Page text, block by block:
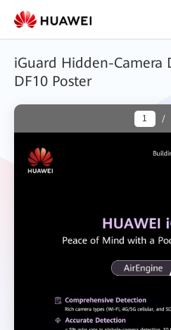
iGuard Hidden-Camera
DF10 Poster
/